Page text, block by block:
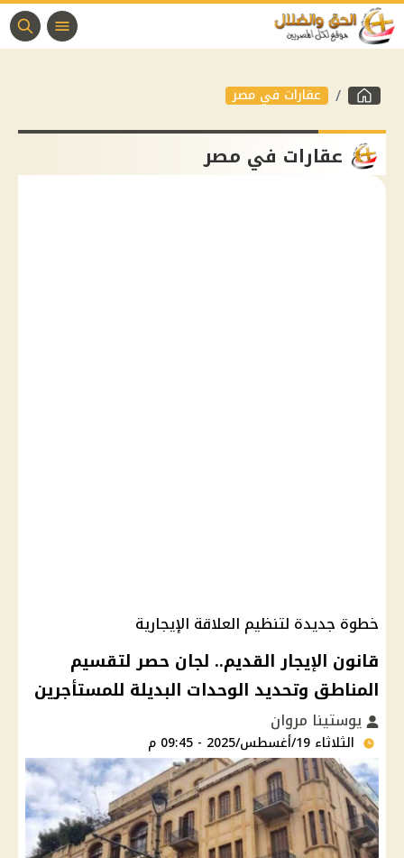
عقارات في مصر
عقارات في مصر
خطوة جديدة لتنظيم العلاقة الإيجارية
قانون الإيجار القديم.. لجان حصر لتقسيم
المناطق وتحديد الوحدات البديلة للمستأجرين
يوستينا مروان
الثلاثاء 19/أغسطس/2025 - 09:45 م